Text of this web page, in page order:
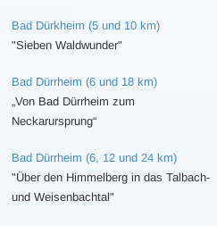
Bad Dürkheim (5 und 10 km)
"Sieben Waldwunder"
Bad Dürrheim (6 und 18 km)
„Von Bad Dürrheim zum
Neckarursprung“
Bad Dürrheim (6, 12 und 24 km)
"Über den Himmelberg in das Talbach-
und Weisenbachtal"